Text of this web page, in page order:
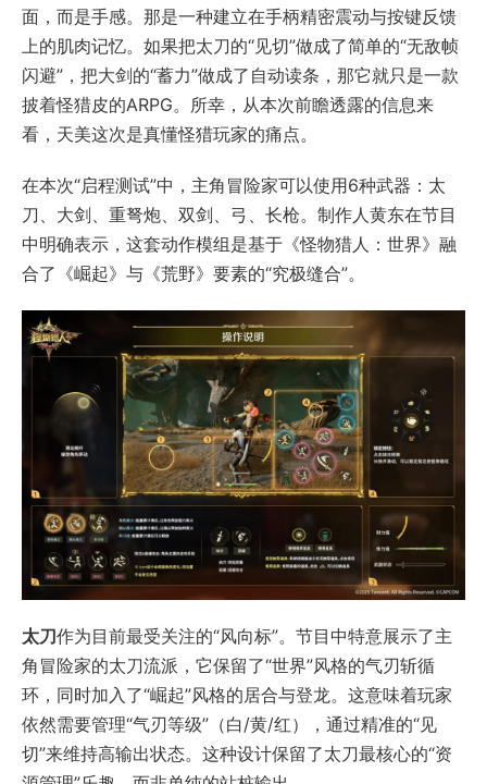
面，而是手感。那是一种建立在手柄精密震动与按键反馈
上的肌肉记忆。如果把太刀的“见切”做成了简单的“无敌帧
闪避”，把大剑的“蓄力”做成了自动读条，那它就只是一款
披着怪猎皮的ARPG。所幸，从本次前瞻透露的信息来
看，天美这次是真懂怪猎玩家的痛点。
在本次“启程测试”中，主角冒险家可以使用6种武器：太
刀、大剑、重弩炮、双剑、弓、长枪。制作人黄东在节目
中明确表示，这套动作模组是基于《怪物猎人：世界》融
合了《崛起》与《荒野》要素的“究极缝合”。
太刀作为目前最受关注的“风向标”。节目中特意展示了主
角冒险家的太刀流派，它保留了“世界”风格的气刃斩循
环，同时加入了“崛起”风格的居合与登龙。这意味着玩家
依然需要管理“气刃等级”（白/黄/红），通过精准的“见
切”来维持高输出状态。这种设计保留了太刀最核心的“资